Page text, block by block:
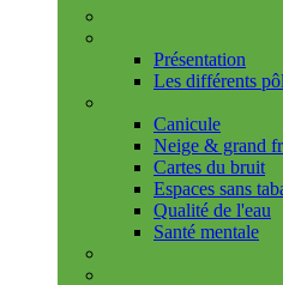
Présentation
Les différents
Canicule
Neige & grand
Cartes du bruit
Espaces sans
Qualité de l'eau
Santé mentale